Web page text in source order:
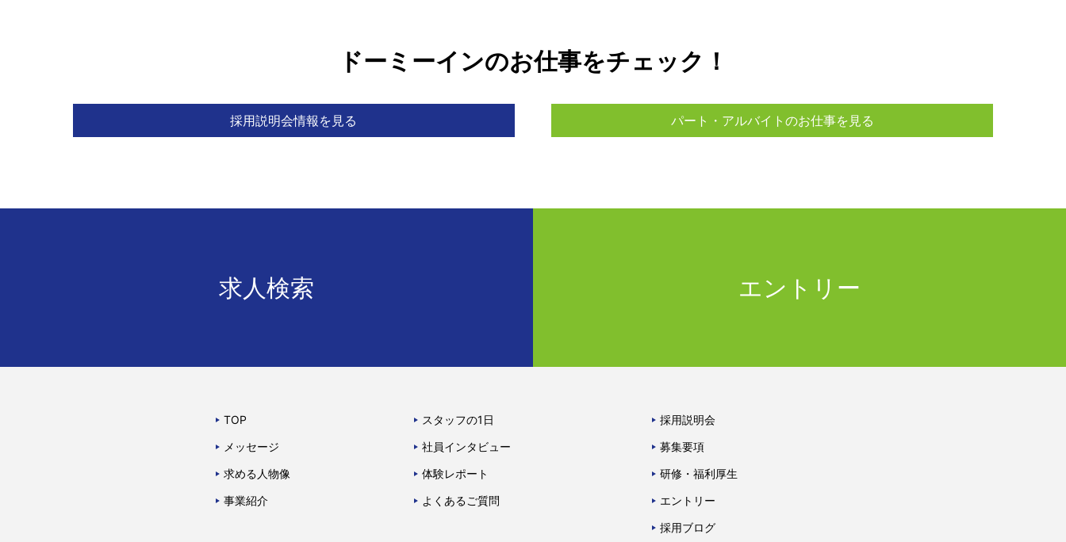
ドーミーインのお仕事をチェック！
採用説明会情報を見る パート・アルバイトのお仕事を見る
求人検索 エントリー
TOP
メッセージ
求める人物像
事業紹介
スタッフの1日
社員インタビュー
体験レポート
よくあるご質問
採用説明会
募集要項
研修・福利厚生
エントリー
採用ブログ